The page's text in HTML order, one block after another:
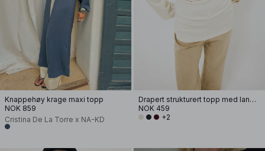
Knappehøy krage maxi topp
NOK 859
Cristina De La Torre x NA-KD
Drapert strukturert topp med lange ermer
NOK 459
+2